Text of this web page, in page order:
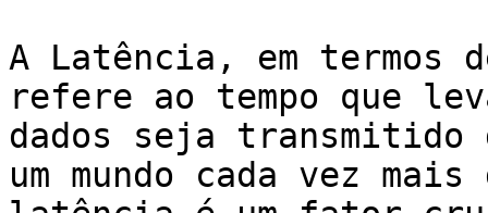
A Latência, em termos
refere ao tempo que
dados seja transmitido
um mundo cada vez